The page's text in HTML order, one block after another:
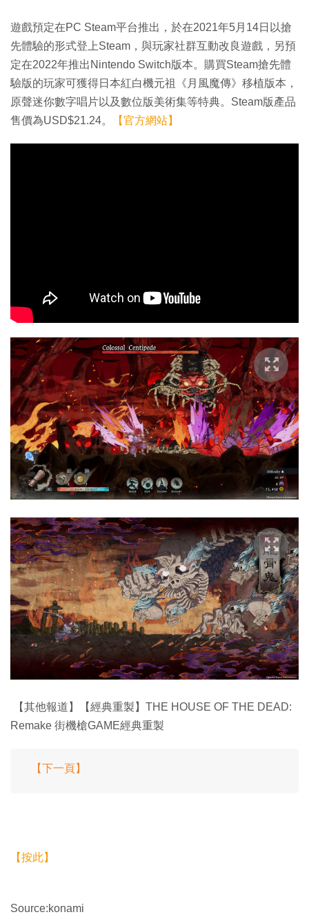
遊戲預定在PC Steam平台推出，於在2021年5月14日以搶
先體驗的形式登上Steam，與玩家社群互動改良遊戲，另預
定在2022年推出Nintendo Switch版本。購買Steam搶先體
驗版的玩家可獲得日本紅白機元祖《月風魔傳》移植版本，
原聲迷你數字唱片以及數位版美術集等特典。Steam版產品
售價為USD$21.24。
【官方網站】
【其他報道】【經典重製】THE HOUSE OF THE DEAD:
Remake 街機槍GAME經典重製
【下一頁】
【按此】
Source:konami